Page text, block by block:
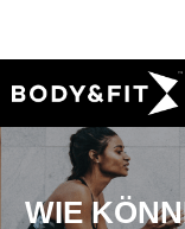
WIE